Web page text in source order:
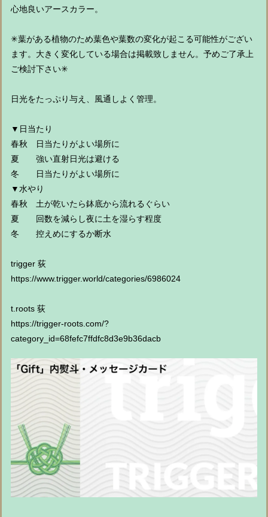
心地良いアースカラー。
✳︎葉がある植物のため葉色や葉数の変化が起こる可能性がござい
ます。大きく変化している場合は掲載致しません。予めご了承上
ご検討下さい✳︎
日光をたっぷり与え、風通しよく管理。
▼日当たり
春秋 日当たりがよい場所に
夏 強い直射日光は避ける
冬 日当たりがよい場所に
▼水やり
春秋 土が乾いたら鉢底から流れるぐらい
夏 回数を減らし夜に土を湿らす程度
冬 控えめにするか断水
trigger 荻
https://www.trigger.world/categories/6986024
t.roots 荻
https://trigger-roots.com/?
category_id=68fefc7ffdfc8d3e9b36dacb